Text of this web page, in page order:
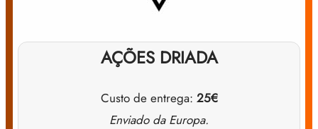
AÇÕES DRIADA
Custo de entrega: 25€
Enviado da Europa.